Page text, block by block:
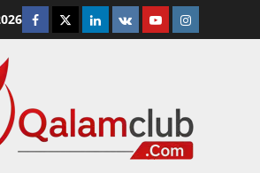
Facebook
TwitterLinkedin
VK YoutubeInstagram